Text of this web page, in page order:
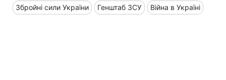
Збройні сили України Генштаб ЗСУ Війна в Україні